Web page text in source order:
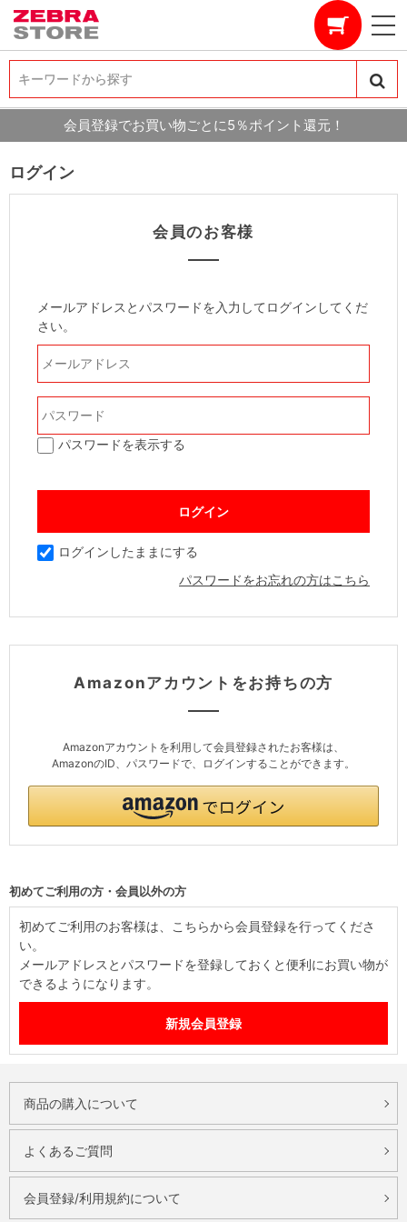
キーワードから探す
キーワードから探す
会員登録でお買い物ごとに5％ポイント還元！
ログイン
会員のお客様
メールアドレスとパスワードを入力してログインしてくだ
さい。
パスワードを表示する
ログインしたままにする
パスワードをお忘れの方はこちら
Amazonアカウントをお持ちの方
Amazonアカウントを利用して会員登録されたお客様は、
AmazonのID、パスワードで、ログインすることができます。
初めてご利用の方・会員以外の方
初めてご利用のお客様は、こちらから会員登録を行ってくださ
い。
メールアドレスとパスワードを登録しておくと便利にお買い物が
できるようになります。
商品の購入について
よくあるご質問
会員登録/利用規約について